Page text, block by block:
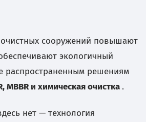
сооружений повышают
экологичный
распространенным решениям
MBBR и химическая очистка .
нет — технология